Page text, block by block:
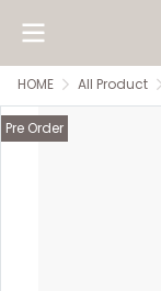
HOME All Product
Pre Order